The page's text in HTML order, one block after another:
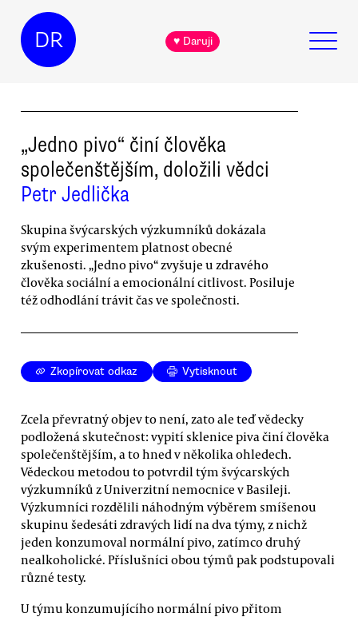
DR ♥ Daruji
„Jedno pivo“ činí člověka
společenštějším, doložili vědci
Petr Jedlička
Skupina švýcarských výzkumníků dokázala
svým experimentem platnost obecné
zkušenosti. „Jedno pivo“ zvyšuje u zdravého
člověka sociální a emocionální citlivost. Posiluje
též odhodlání trávit čas ve společnosti.
Zkopírovat odkaz Vytisknout
Zcela převratný objev to není, zato ale teď vědecky
podložená skutečnost: vypití sklenice piva činí člověka
společenštějším, a to hned v několika ohledech.
Vědeckou metodou to potvrdil tým švýcarských
výzkumníků z Univerzitní nemocnice v Basileji.
Výzkumníci rozdělili náhodným výběrem smíšenou
skupinu šedesáti zdravých lidí na dva týmy, z nichž
jeden konzumoval normální pivo, zatímco druhý
nealkoholické. Příslušníci obou týmů pak podstupovali
různé testy.
U týmu konzumujícího normální pivo přitom